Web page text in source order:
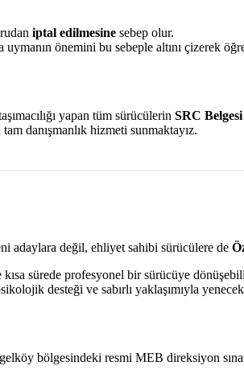
iptal edilmesine sebep olur.
önemini bu sebeple altını çizerek
yapan tüm sürücülerin SRC Belgesi
danışmanlık hizmeti sunmaktayız.
adaylara değil, ehliyet sahibi sürücülere de
sürede profesyonel bir sürücüye
desteği ve sabırlı yaklaşımıyla
bölgesindeki resmi MEB direksiyon